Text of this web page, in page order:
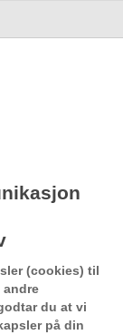
(cookies) til
du at vi
på din